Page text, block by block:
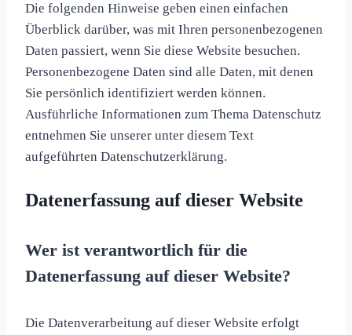
Die folgenden Hinweise geben einen einfachen
Überblick darüber, was mit Ihren personenbezogenen
Daten passiert, wenn Sie diese Website besuchen.
Personenbezogene Daten sind alle Daten, mit denen
Sie persönlich identifiziert werden können.
Ausführliche Informationen zum Thema Datenschutz
entnehmen Sie unserer unter diesem Text
aufgeführten Datenschutzerklärung.
Datenerfassung auf dieser Website
Wer ist verantwortlich für die
Datenerfassung auf dieser Website?
Die Datenverarbeitung auf dieser Website erfolgt